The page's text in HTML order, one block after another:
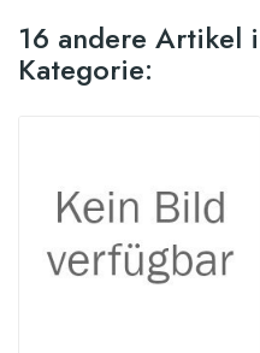
16 andere Artikel
Kategorie: